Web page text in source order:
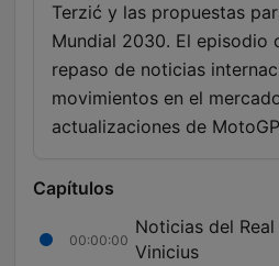
Terzić y las propuestas
Mundial 2030. El episodio
repaso de noticias
movimientos en el
actualizaciones de
Capítulos
00:00:00
Noticias del
Vinicius